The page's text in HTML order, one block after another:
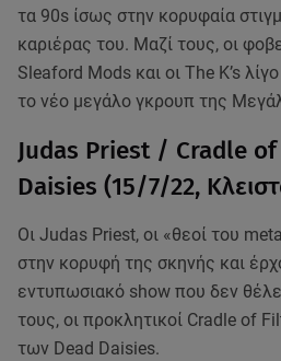
τα 90s ίσως στην κορυφαία
καριέρας του. Μαζί τους, οι
Sleaford Mods και οι The K’s
το νέο μεγάλο γκρουπ της
Judas Priest / Cradle
Daisies (15/7/22,
Οι Judas Priest, οι «θεοί του
στην κορυφή της σκηνής και
εντυπωσιακό show που δεν
τους, οι προκλητικοί Cradle of
των Dead Daisies.